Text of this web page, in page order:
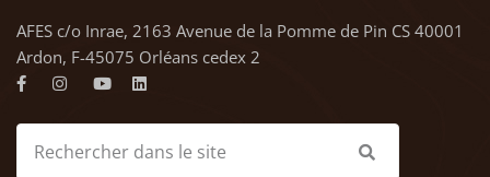
AFES c/o Inrae, 2163 Avenue de la Pomme de Pin CS 40001
Ardon, F-45075 Orléans cedex 2